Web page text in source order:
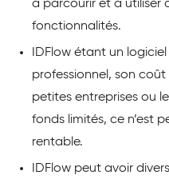
à parcourir et à utiliser
fonctionnalités.
IDFlow étant un
professionnel, son coût
petites entreprises ou
fonds limités, ce n’est
rentable.
IDFlow peut avoir